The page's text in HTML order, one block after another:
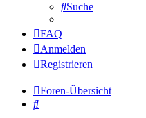
Suche
FAQ
Anmelden
Registrieren
Foren-Übersicht
Suche